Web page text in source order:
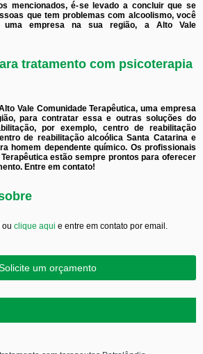
mencionados, é-se levado a concluir que se
que tem problemas com alcoolismo, você
uma empresa na sua região, a Alto Vale
tratamento com psicoterapia
Vale Comunidade Terapêutica, uma empresa
para contratar essa e outras soluções do
por exemplo, centro de reabilitação
de reabilitação alcoólica Santa Catarina e
homem dependente químico. Os profissionais
estão sempre prontos para oferecer
Entre em contato!
ou clique aqui e entre em contato por email.
um orçamento